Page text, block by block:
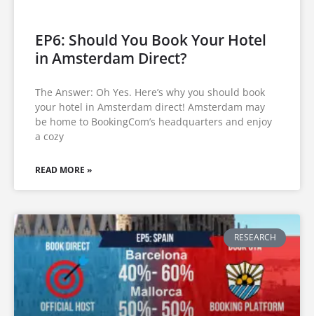
EP6: Should You Book Your Hotel
in Amsterdam Direct?
The Answer: Oh Yes. Here’s why you should book
your hotel in Amsterdam direct! Amsterdam may
be home to BookingCom’s headquarters and enjoy
a cozy
READ MORE »
RESEARCH